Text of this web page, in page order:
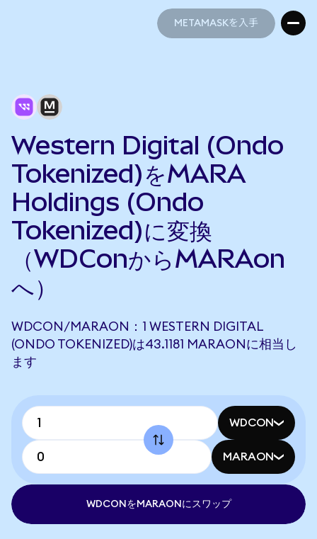
METAMASKを入手
Western Digital (Ondo
Tokenized)をMARA
Holdings (Ondo
Tokenized)に変換
（WDConからMARAon
へ）
WDCON/MARAON：1 WESTERN DIGITAL
(ONDO TOKENIZED)は43.1181 MARAONに相当し
ます
WDCON
MARAON
WDCONをMARAONにスワップ